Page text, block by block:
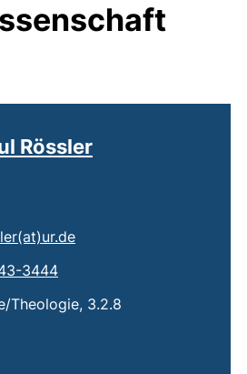
Rössler
(öffnet Ihr E-Mail-
3444(startet einen
Theologie, 3.2.8
Dr. Paul Rössler